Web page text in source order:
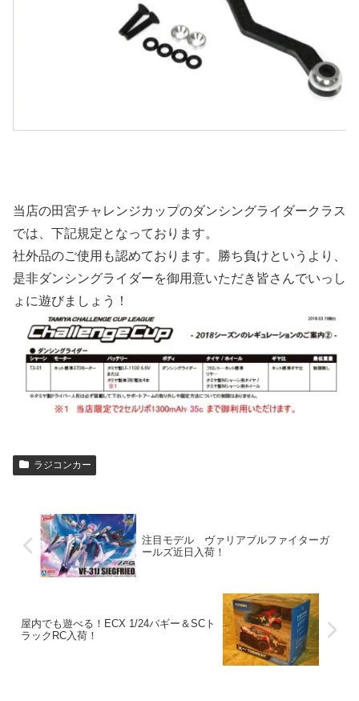
当店の田宮チャレンジカップのダンシングライダークラス
では、下記規定となっております。
社外品のご使用も認めております。勝ち負けというより、
是非ダンシングライダーを御用意いただき皆さんでいっし
ょに遊びましょう！
ラジコンカー
注目モデル ヴァリアブルファイターガ
ールズ近日入荷！
屋内でも遊べる！ECX 1/24バギー＆SCト
ラックRC入荷！